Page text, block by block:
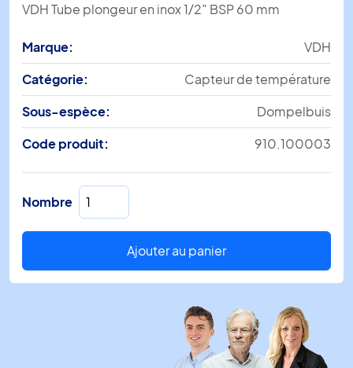
VDH Tube plongeur en inox 1/2″ BSP 60 mm
Marque:
VDH
Catégorie:
Capteur de température
Sous-espèce:
Dompelbuis
Code produit:
910.100003
Nombre quantité
de
Tube
plongeur
en
inox
Ajouter au panier